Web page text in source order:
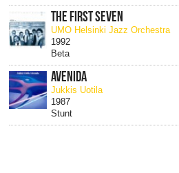
THE FIRST SEVEN
UMO Helsinki Jazz Orchestra
1992
Beta
AVENIDA
Jukkis Uotila
1987
Stunt